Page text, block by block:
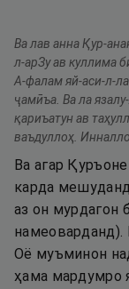
Ва лав анна Қур-
л-арЗу ав куллима
А-фалам яй-аси-л-
ҷамӣъа. Ва ла
қариъатун ав
ваъдуллоҳ.
Ва агар
карда
аз он мурдагон
намеоварданд).
Оё муъминон
ҳама мардумро